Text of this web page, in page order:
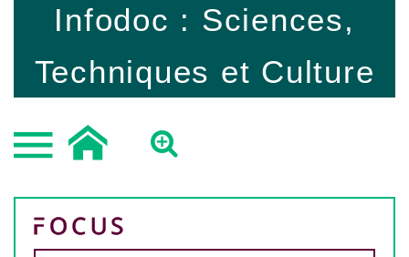
Infodoc : Sciences,
Techniques et Culture